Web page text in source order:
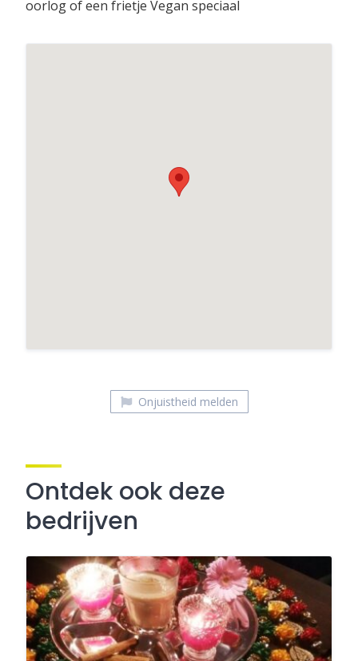
oorlog of een frietje Vegan speciaal
Onjuistheid melden
Ontdek ook deze
bedrijven